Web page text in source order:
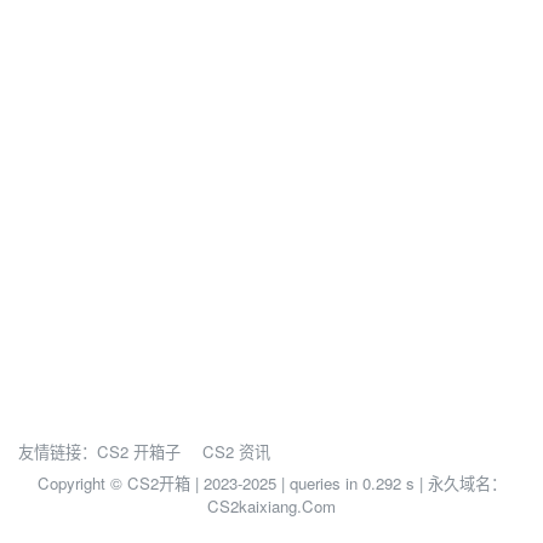
友情链接： CS2 开箱子
CS2 资讯
Copyright © CS2开箱 | 2023-2025 | queries in 0.292 s | 永久域名：
CS2kaixiang.Com